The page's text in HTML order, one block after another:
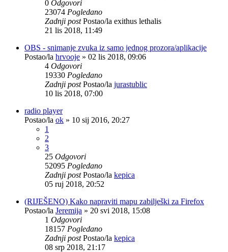
0 Odgovori
23074 Pogledano
Zadnji postPostao/la exithus lethalis
21 lis 2018, 11:49
OBS - snimanje zvuka iz samo jednog prozora/aplikacije
Postao/la hrvooje » 02 lis 2018, 09:06
4 Odgovori
19330 Pogledano
Zadnji postPostao/la jurastublic
10 lis 2018, 07:00
radio player
Postao/la ok » 10 sij 2016, 20:27
1
2
3
25 Odgovori
52095 Pogledano
Zadnji postPostao/la kepica
05 ruj 2018, 20:52
(RIJEŠENO) Kako napraviti mapu zabilješki za Firefox
Postao/la Jeremija » 20 svi 2018, 15:08
1 Odgovori
18157 Pogledano
Zadnji postPostao/la kepica
08 srp 2018, 21:17